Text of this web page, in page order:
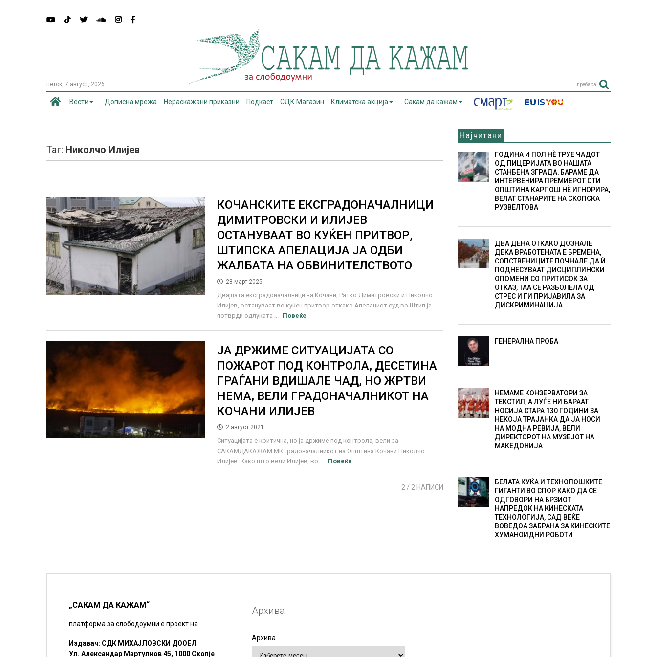
петок, 7 август, 2026 пребарај
Вести Дописна мрежа Нераскажани приказни Подкаст СДК Магазин Климатска акција Сакам да кажам
Таг: Николчо Илијев
КОЧАНСКИТЕ ЕКСГРАДОНАЧАЛНИЦИ
ДИМИТРОВСКИ И ИЛИЈЕВ
ОСТАНУВААТ ВО КУЌЕН ПРИТВОР,
ШТИПСКА АПЕЛАЦИЈА ЈА ОДБИ
ЖАЛБАТА НА ОБВИНИТЕЛСТВОТО
28 март 2025
Двајцата ексградоначалници на Кочани, Ратко Димитровски и Николчо
Илијев, остануваат во куќен притвор откако Апелациот суд во Штип ја
потврди одлуката ...
Повеќе
ЈА ДРЖИМЕ СИТУАЦИЈАТА СО
ПОЖАРОТ ПОД КОНТРОЛА, ДЕСЕТИНА
ГРАЃАНИ ВДИШАЛЕ ЧАД, НО ЖРТВИ
НЕМА, ВЕЛИ ГРАДОНАЧАЛНИКОТ НА
КОЧАНИ ИЛИЈЕВ
2 август 2021
Ситуацијата е критична, но ја држиме под контрола, вели за
САКАМДАКАЖАМ.МК градоначалникот на Општина Кочани Николчо
Илијев. Како што вели Илијев, во ...
Повеќе
2 / 2 НАПИСИ
Најчитани
ГОДИНА И ПОЛ НÈ ТРУЕ ЧАДОТ
ОД ПИЦЕРИЈАТА ВО НАШАТА
СТАНБЕНА ЗГРАДА, БАРАМЕ ДА
ИНТЕРВЕНИРА ПРЕМИЕРОТ ОТИ
ОПШТИНА КАРПОШ НÈ ИГНОРИРА,
ВЕЛАТ СТАНАРИТЕ НА СКОПСКА
РУЗВЕЛТОВА
ДВА ДЕНА ОТКАКО ДОЗНАЛЕ
ДЕКА ВРАБОТЕНАТА Е БРЕМЕНА,
СОПСТВЕНИЦИТЕ ПОЧНАЛЕ ДА Ѝ
ПОДНЕСУВААТ ДИСЦИПЛИНСКИ
ОПОМЕНИ СО ПРИТИСОК ЗА
ОТКАЗ, ТАА СЕ РАЗБОЛЕЛА ОД
СТРЕС И ГИ ПРИЈАВИЛА ЗА
ДИСКРИМИНАЦИЈА
ГЕНЕРАЛНА ПРОБА
НЕМАМЕ КОНЗЕРВАТОРИ ЗА
ТЕКСТИЛ, А ЛУЃЕ НИ БАРААТ
НОСИЈА СТАРА 130 ГОДИНИ ЗА
НЕКОЈА ТРАЈАНКА ДА ЈА НОСИ
НА МОДНА РЕВИЈА, ВЕЛИ
ДИРЕКТОРОТ НА МУЗЕЈОТ НА
МАКЕДОНИЈА
БЕЛАТА КУЌА И ТЕХНОЛОШКИТЕ
ГИГАНТИ ВО СПОР КАКО ДА СЕ
ОДГОВОРИ НА БРЗИОТ
НАПРЕДОК НА КИНЕСКАТА
ТЕХНОЛОГИЈА, САД ВЕЌЕ
ВОВЕДОА ЗАБРАНА ЗА КИНЕСКИТЕ
ХУМАНОИДНИ РОБОТИ
„САКАМ ДА КАЖАМ“
платформа за слободоумни е проект на
Издавач: СДК МИХАЈЛОВСКИ ДООЕЛ
Ул. Александар Мартулков 45, 1000 Скопје
Архива
Архива